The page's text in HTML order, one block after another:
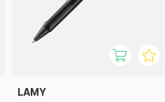
LAMY